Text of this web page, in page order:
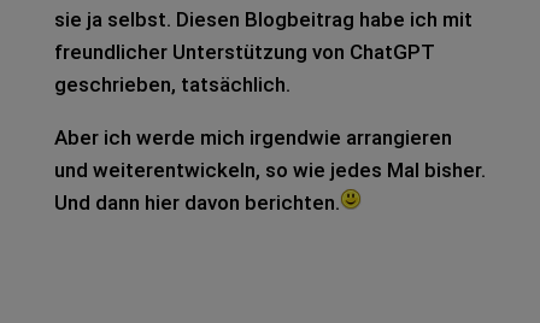
sie ja selbst. Die­sen Blog­bei­trag habe ich mit
freund­li­cher Unter­stüt­zung von ChatGPT
geschrie­ben, tat­säch­lich.
Aber ich werde mich irgend­wie arran­gie­ren
und wei­ter­ent­wi­ckeln, so wie jedes Mal bis­her.
Und dann hier davon berich­ten.